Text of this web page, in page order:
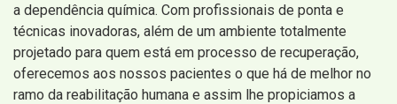
a dependência química. Com profissionais de ponta e
técnicas inovadoras, além de um ambiente totalmente
projetado para quem está em processo de recuperação,
oferecemos aos nossos pacientes o que há de melhor no
ramo da reabilitação humana e assim lhe propiciamos a